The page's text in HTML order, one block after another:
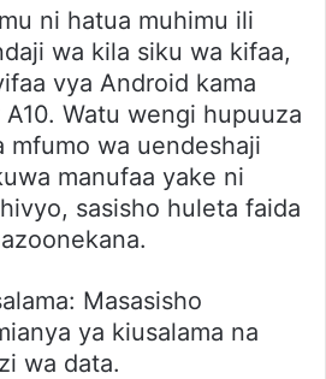
ni hatua muhimu ili
wa kila siku wa kifaa,
vya Android kama
Watu wengi hupuuza
mfumo wa uendeshaji
manufaa yake ni
sasisho huleta faida
Masasisho
ya kiusalama na
wa data.